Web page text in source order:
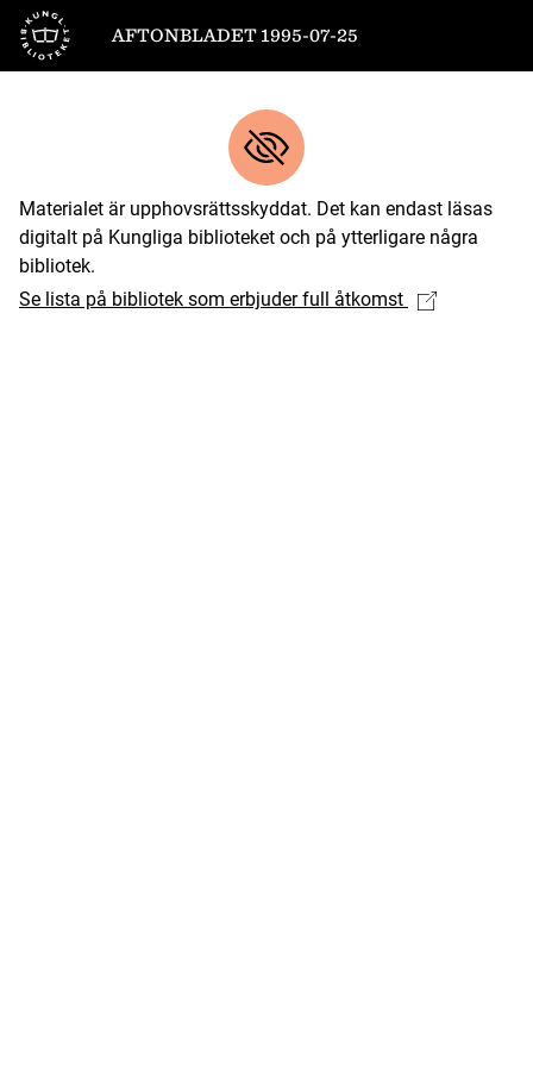
Till startsidan
AFTONBLADET 1995-07-25
Materialet är upphovsrättsskyddat. Det kan endast läsas
digitalt på Kungliga biblioteket och på ytterligare några
bibliotek.
Se lista på bibliotek som erbjuder full åtkomst